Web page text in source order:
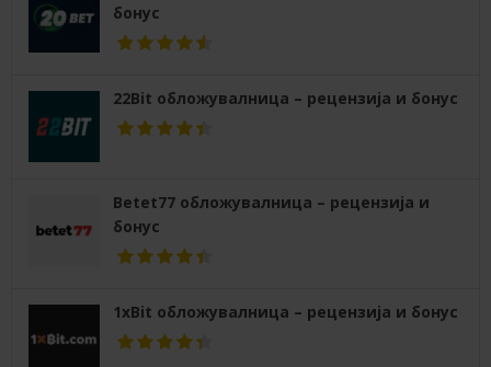
бонус
22Bit обложувалница – рецензија и бонус
Betet77 обложувалница – рецензија и
бонус
1xBit обложувалница – рецензија и бонус